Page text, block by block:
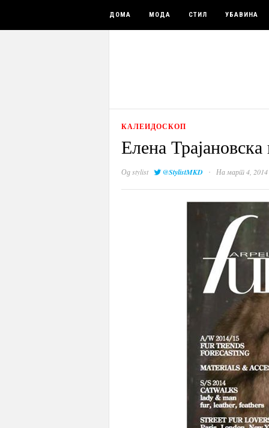
ДОМА МОДА СТИЛ УБАВИНА
КАЛЕИДОСКОП
Елена
Одstylist @StylistMKD · На март 4, 2014